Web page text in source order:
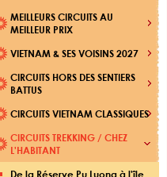
MEILLEURS CIRCUITS AU
MEILLEUR PRIX
VIETNAM & SES VOISINS 2027
CIRCUITS HORS DES SENTIERS
BATTUS
CIRCUITS VIETNAM CLASSIQUES
CIRCUITS TREKKING / CHEZ
L'HABITANT
De la Réserve Pu Luong à l'île